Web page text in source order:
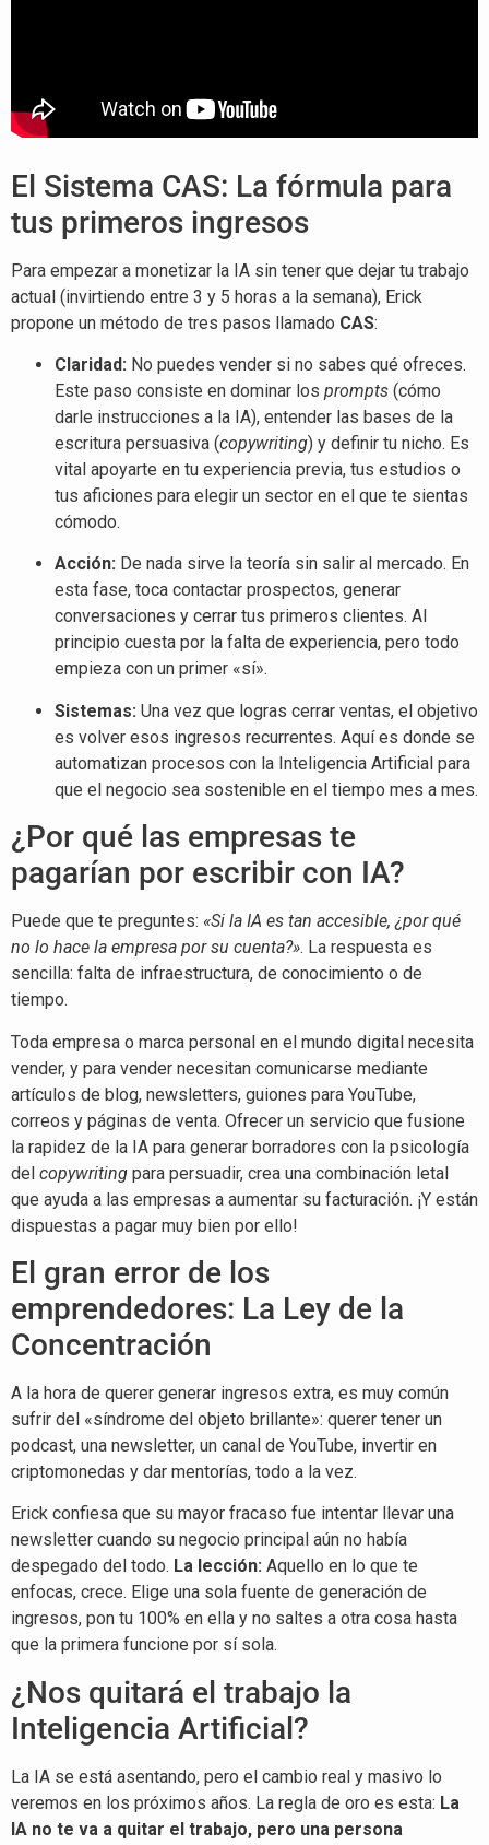
El Sistema CAS: La fórmula para
tus primeros ingresos
Para empezar a monetizar la IA sin tener que dejar tu trabajo
actual (invirtiendo entre 3 y 5 horas a la semana), Erick
propone un método de tres pasos llamado CAS:
Claridad: No puedes vender si no sabes qué ofreces.
Este paso consiste en dominar los prompts (cómo
darle instrucciones a la IA), entender las bases de la
escritura persuasiva (copywriting) y definir tu nicho. Es
vital apoyarte en tu experiencia previa, tus estudios o
tus aficiones para elegir un sector en el que te sientas
cómodo.
Acción: De nada sirve la teoría sin salir al mercado. En
esta fase, toca contactar prospectos, generar
conversaciones y cerrar tus primeros clientes. Al
principio cuesta por la falta de experiencia, pero todo
empieza con un primer «sí».
Sistemas: Una vez que logras cerrar ventas, el objetivo
es volver esos ingresos recurrentes. Aquí es donde se
automatizan procesos con la Inteligencia Artificial para
que el negocio sea sostenible en el tiempo mes a mes.
¿Por qué las empresas te
pagarían por escribir con IA?
Puede que te preguntes: «Si la IA es tan accesible, ¿por qué
no lo hace la empresa por su cuenta?». La respuesta es
sencilla: falta de infraestructura, de conocimiento o de
tiempo.
Toda empresa o marca personal en el mundo digital necesita
vender, y para vender necesitan comunicarse mediante
artículos de blog, newsletters, guiones para YouTube,
correos y páginas de venta. Ofrecer un servicio que fusione
la rapidez de la IA para generar borradores con la psicología
del copywriting para persuadir, crea una combinación letal
que ayuda a las empresas a aumentar su facturación. ¡Y están
dispuestas a pagar muy bien por ello!
El gran error de los
emprendedores: La Ley de la
Concentración
A la hora de querer generar ingresos extra, es muy común
sufrir del «síndrome del objeto brillante»: querer tener un
podcast, una newsletter, un canal de YouTube, invertir en
criptomonedas y dar mentorías, todo a la vez.
Erick confiesa que su mayor fracaso fue intentar llevar una
newsletter cuando su negocio principal aún no había
despegado del todo. La lección: Aquello en lo que te
enfocas, crece. Elige una sola fuente de generación de
ingresos, pon tu 100% en ella y no saltes a otra cosa hasta
que la primera funcione por sí sola.
¿Nos quitará el trabajo la
Inteligencia Artificial?
La IA se está asentando, pero el cambio real y masivo lo
veremos en los próximos años. La regla de oro es esta: La
IA no te va a quitar el trabajo, pero una persona